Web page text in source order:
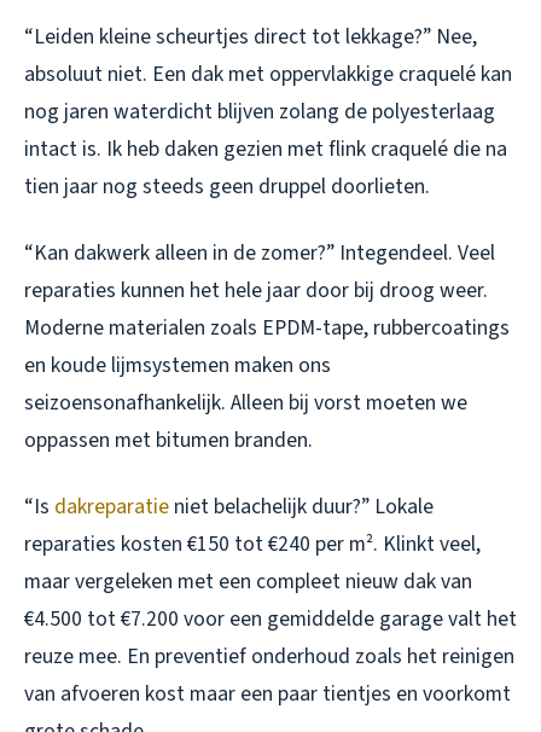
“Leiden kleine scheurtjes direct tot lekkage?” Nee,
absoluut niet. Een dak met oppervlakkige craquelé kan
nog jaren waterdicht blijven zolang de polyesterlaag
intact is. Ik heb daken gezien met flink craquelé die na
tien jaar nog steeds geen druppel doorlieten.
“Kan dakwerk alleen in de zomer?” Integendeel. Veel
reparaties kunnen het hele jaar door bij droog weer.
Moderne materialen zoals EPDM-tape, rubbercoatings
en koude lijmsystemen maken ons
seizoensonafhankelijk. Alleen bij vorst moeten we
oppassen met bitumen branden.
“Is dakreparatie niet belachelijk duur?” Lokale
reparaties kosten €150 tot €240 per m². Klinkt veel,
maar vergeleken met een compleet nieuw dak van
€4.500 tot €7.200 voor een gemiddelde garage valt het
reuze mee. En preventief onderhoud zoals het reinigen
van afvoeren kost maar een paar tientjes en voorkomt